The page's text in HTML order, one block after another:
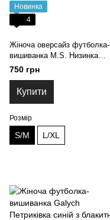
Новинка
4
Жіноча оверсайз футболка-
вишиванка M.S. Низинка
чорний G-98 (S/M)
750 грн
Купити
Розмір
S/M L/XL